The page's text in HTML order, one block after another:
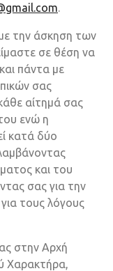
.
την άσκηση των
σε θέση να
πάντα με
σας
αίτημά σας
ενώ η
κατά δύο
και του
σας για την
τους λόγους
στην Αρχή
Χαρακτήρα,